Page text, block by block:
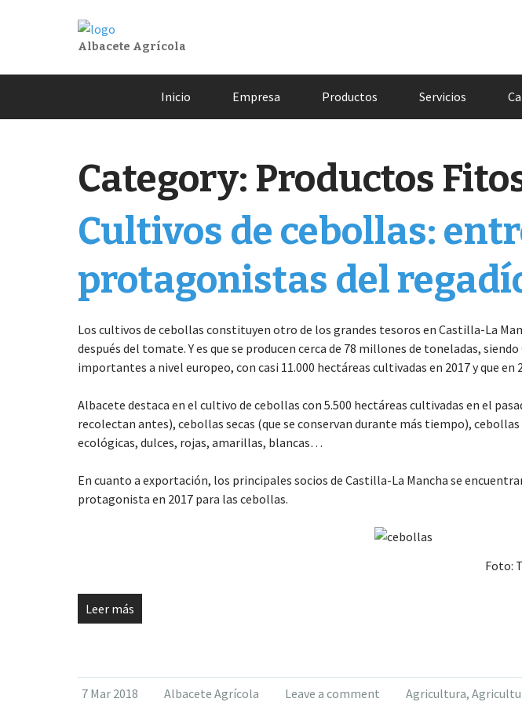
Albacete Agrícola
contenido
Inicio Empresa Productos Servicios
Category: Productos
Cultivos de cebollas:
protagonistas del
Los cultivos de cebollas constituyen otro de los grandes tesoros en Castilla-La
después del tomate. Y es que se producen cerca de 78 millones de toneladas,
importantes a nivel europeo, con casi 11.000 hectáreas cultivadas en 2017 y que
Albacete destaca en el cultivo de cebollas con 5.500 hectáreas cultivadas en el
recolectan antes), cebollas secas (que se conservan durante más tiempo),
ecológicas, dulces, rojas, amarillas, blancas…
En cuanto a exportación, los principales socios de Castilla-La Mancha se
protagonista en 2017 para las cebollas.
Foto:
Leer más
7 Mar 2018 Albacete Agrícola Leave a comment Agricultura,